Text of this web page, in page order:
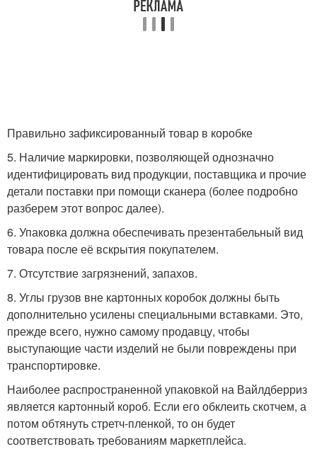
Правильно зафиксированный товар в коробке
5. Наличие маркировки, позволяющей однозначно
идентифицировать вид продукции, поставщика и прочие
детали поставки при помощи сканера (более подробно
разберем этот вопрос далее).
6. Упаковка должна обеспечивать презентабельный вид
товара после её вскрытия покупателем.
7. Отсутствие загрязнений, запахов.
8. Углы грузов вне картонных коробок должны быть
дополнительно усилены специальными вставками. Это,
прежде всего, нужно самому продавцу, чтобы
выступающие части изделий не были повреждены при
транспортировке.
Наиболее распространенной упаковкой на Вайлдберриз
является картонный короб. Если его обклеить скотчем, а
потом обтянуть стретч-пленкой, то он будет
соответствовать требованиям маркетплейса.